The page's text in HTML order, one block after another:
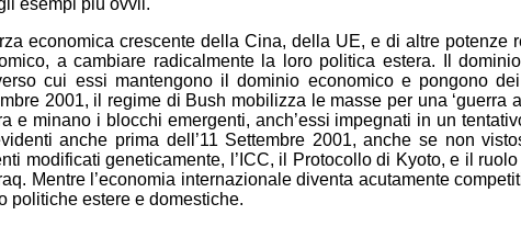
esempi più ovvii.
economica crescente della Cina, della UE, e di altre
a cambiare radicalmente la loro politica estera. Il
cui essi mantengono il dominio economico e pongono
2001, il regime di Bush mobilizza le masse per una
e minano i blocchi emergenti, anch’essi impegnati in un
anche prima dell’11 Settembre 2001, anche se non
modificati geneticamente, l’ICC, il Protocollo di Kyoto, e il
Mentre l’economia internazionale diventa acutamente
politiche estere e domestiche.